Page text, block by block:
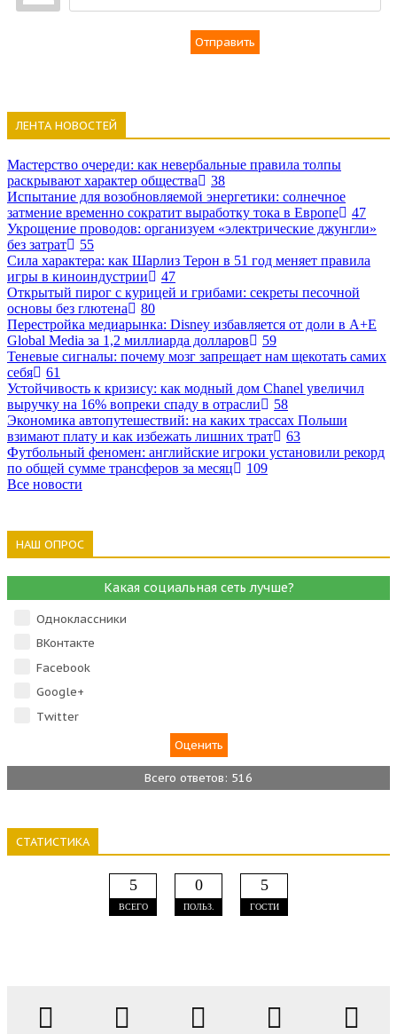
Отправить
ЛЕНТА НОВОСТЕЙ
Мастерство очереди: как невербальные правила толпы
раскрывают характер общества
38
Испытание для возобновляемой энергетики: солнечное
затмение временно сократит выработку тока в Европе
47
Укрощение проводов: организуем «электрические джунгли»
без затрат
55
Сила характера: как Шарлиз Терон в 51 год меняет правила
игры в киноиндустрии
47
Открытый пирог с курицей и грибами: секреты песочной
основы без глютена
80
Перестройка медиарынка: Disney избавляется от доли в A+E
Global Media за 1,2 миллиарда долларов
59
Теневые сигналы: почему мозг запрещает нам щекотать самих
себя
61
Устойчивость к кризису: как модный дом Chanel увеличил
выручку на 16% вопреки спаду в отрасли
58
Экономика автопутешествий: на каких трассах Польши
взимают плату и как избежать лишних трат
63
Футбольный феномен: английские игроки установили рекорд
по общей сумме трансферов за месяц
109
Все новости
НАШ ОПРОС
Какая социальная сеть лучше?
Одноклассники
ВКонтакте
Facebook
Google+
Тwitter
Всего ответов: 516
СТАТИСТИКА
5
ВСЕГО
0
ПОЛЬЗ.
5
ГОСТИ